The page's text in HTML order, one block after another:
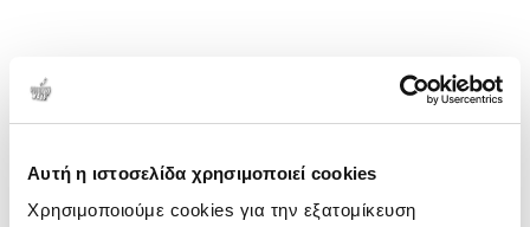
Αυτή η ιστοσελίδα χρησιμοποιεί cookies
Χρησιμοποιούμε cookies για την εξατομίκευση